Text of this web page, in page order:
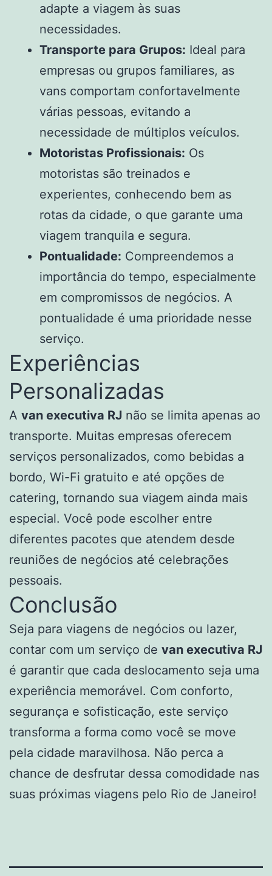
adapte a viagem às suas
necessidades.
Transporte para Grupos: Ideal para
empresas ou grupos familiares, as
vans comportam confortavelmente
várias pessoas, evitando a
necessidade de múltiplos veículos.
Motoristas Profissionais: Os
motoristas são treinados e
experientes, conhecendo bem as
rotas da cidade, o que garante uma
viagem tranquila e segura.
Pontualidade: Compreendemos a
importância do tempo, especialmente
em compromissos de negócios. A
pontualidade é uma prioridade nesse
serviço.
Experiências
Personalizadas
A van executiva RJ não se limita apenas ao
transporte. Muitas empresas oferecem
serviços personalizados, como bebidas a
bordo, Wi-Fi gratuito e até opções de
catering, tornando sua viagem ainda mais
especial. Você pode escolher entre
diferentes pacotes que atendem desde
reuniões de negócios até celebrações
pessoais.
Conclusão
Seja para viagens de negócios ou lazer,
contar com um serviço de van executiva RJ
é garantir que cada deslocamento seja uma
experiência memorável. Com conforto,
segurança e sofisticação, este serviço
transforma a forma como você se move
pela cidade maravilhosa. Não perca a
chance de desfrutar dessa comodidade nas
suas próximas viagens pelo Rio de Janeiro!